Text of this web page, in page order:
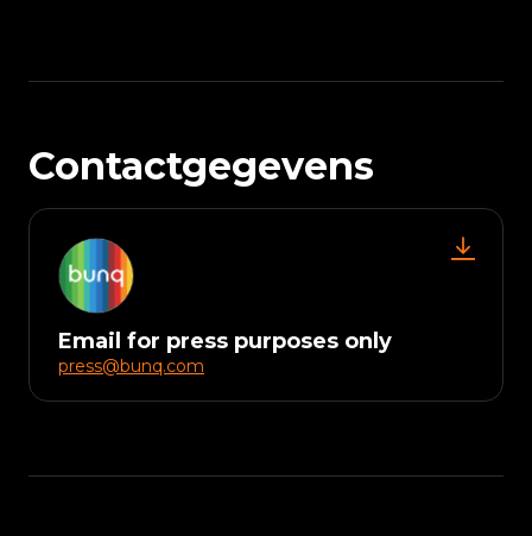
Contactgegevens
Email for press purposes only
press@bunq.com